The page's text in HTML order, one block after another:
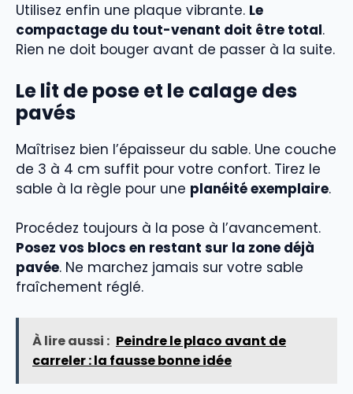
Utilisez enfin une plaque vibrante. Le
compactage du tout-venant doit être total.
Rien ne doit bouger avant de passer à la suite.
Le lit de pose et le calage des
pavés
Maîtrisez bien l’épaisseur du sable. Une couche
de 3 à 4 cm suffit pour votre confort. Tirez le
sable à la règle pour une planéité exemplaire.
Procédez toujours à la pose à l’avancement.
Posez vos blocs en restant sur la zone déjà
pavée. Ne marchez jamais sur votre sable
fraîchement réglé.
À lire aussi : Peindre le placo avant de
carreler : la fausse bonne idée